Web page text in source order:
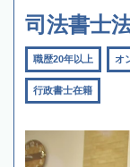
司法書士
職歴20年以上 オ
行政書士在籍